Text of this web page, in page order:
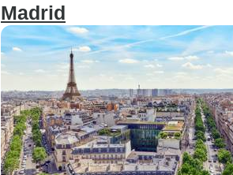
Madrid